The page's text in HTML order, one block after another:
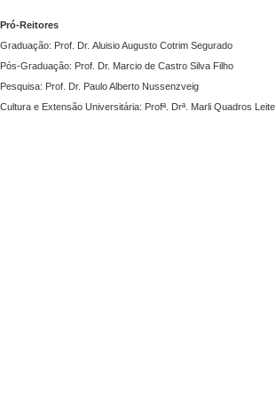
Pró-Reitores
Graduação: Prof. Dr. Aluisio Augusto Cotrim Segurado
Pós-Graduação: Prof. Dr. Marcio de Castro Silva Filho
Pesquisa: Prof. Dr. Paulo Alberto Nussenzveig
Cultura e Extensão Universitária: Profª. Drª. Marli Quadros Leite